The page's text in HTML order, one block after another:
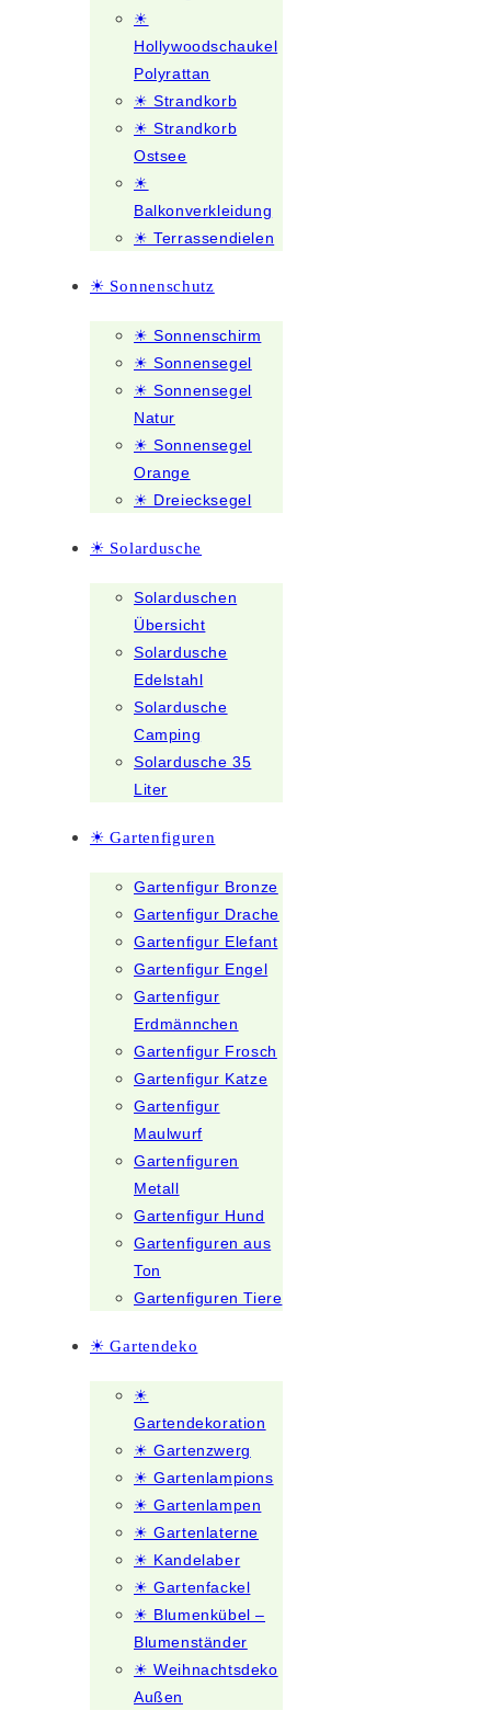
☀
Hollywoodschaukel
Polyrattan
☀ Strandkorb
☀ Strandkorb
Ostsee
☀
Balkonverkleidung
☀ Terrassendielen
☀ Sonnenschutz
☀ Sonnenschirm
☀ Sonnensegel
☀ Sonnensegel
Natur
☀ Sonnensegel
Orange
☀ Dreiecksegel
☀ Solardusche
Solarduschen
Übersicht
Solardusche
Edelstahl
Solardusche
Camping
Solardusche 35
Liter
☀ Gartenfiguren
Gartenfigur Bronze
Gartenfigur Drache
Gartenfigur Elefant
Gartenfigur Engel
Gartenfigur
Erdmännchen
Gartenfigur Frosch
Gartenfigur Katze
Gartenfigur
Maulwurf
Gartenfiguren
Metall
Gartenfigur Hund
Gartenfiguren aus
Ton
Gartenfiguren Tiere
☀ Gartendeko
☀
Gartendekoration
☀ Gartenzwerg
☀ Gartenlampions
☀ Gartenlampen
☀ Gartenlaterne
☀ Kandelaber
☀ Gartenfackel
☀ Blumenkübel –
Blumenständer
☀ Weihnachtsdeko
Außen